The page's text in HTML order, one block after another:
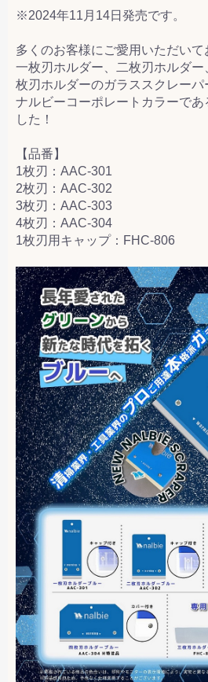
※2024年11月14日発売です。
多くのお客様にご愛用いただいて
一枚刃ホルダー、二枚刃ホルダ
枚刃ホルダーのガラススクレーパ
ナルビーコーポレートカラーであ
した！
【品番】
1枚刃：AAC-301
2枚刃：AAC-302
3枚刃：AAC-303
4枚刃：AAC-304
1枚刃用キャップ：FHC-806